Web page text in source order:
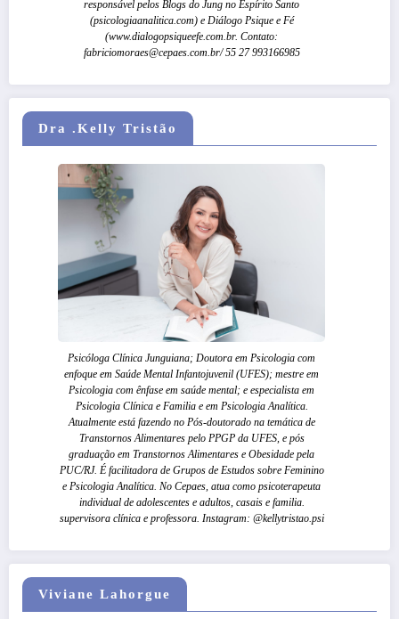
responsável pelos Blogs do Jung no Espírito Santo
(psicologiaanalitica.com) e Diálogo Psique e Fé
(www.dialogopsiqueefe.com.br. Contato:
fabriciomoraes@cepaes.com.br/ 55 27 993166985
Dra .Kelly Tristão
Psicóloga Clínica Junguiana; Doutora em Psicologia com
enfoque em Saúde Mental Infantojuvenil (UFES); mestre em
Psicologia com ênfase em saúde mental; e especialista em
Psicologia Clínica e Familia e em Psicologia Analítica.
Atualmente está fazendo no Pós-doutorado na temática de
Transtornos Alimentares pelo PPGP da UFES, e pós
graduação em Transtornos Alimentares e Obesidade pela
PUC/RJ. É facilitadora de Grupos de Estudos sobre Feminino
e Psicologia Analítica. No Cepaes, atua como psicoterapeuta
individual de adolescentes e adultos, casais e familia.
supervisora clínica e professora. Instagram: @kellytristao.psi
Viviane Lahorgue